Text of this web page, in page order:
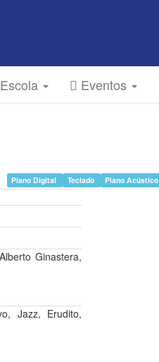
Eventos
Piano Digital Teclado Piano Acústico
Ginastera,
Jazz, Erudito,